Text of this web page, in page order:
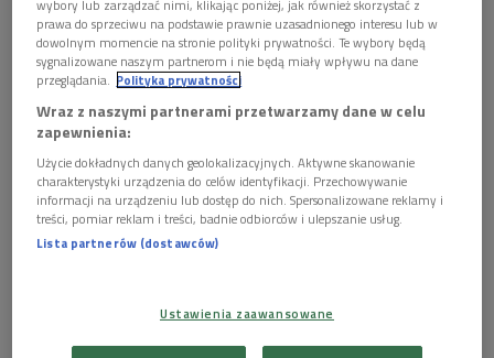
AUDIO
 27'06
Matysiakowie 25 lipca godz. 13:13
wybory lub zarządzać nimi, klikając poniżej, jak również skorzystać z
prawa do sprzeciwu na podstawie prawnie uzasadnionego interesu lub w
dowolnym momencie na stronie polityki prywatności. Te wybory będą
sygnalizowane naszym partnerom i nie będą miały wpływu na dane
przeglądania. Polityka prywatności
Wraz z naszymi partnerami przetwarzamy dane w celu
zapewnienia:
Użycie dokładnych danych geolokalizacyjnych. Aktywne skanowanie
charakterystyki urządzenia do celów identyfikacji. Przechowywanie
informacji na urządzeniu lub dostęp do nich. Spersonalizowane reklamy i
treści, pomiar reklam i treści, badnie odbiorców i ulepszanie usług.
Lista partnerów (dostawców)
Ustawienia zaawansowane